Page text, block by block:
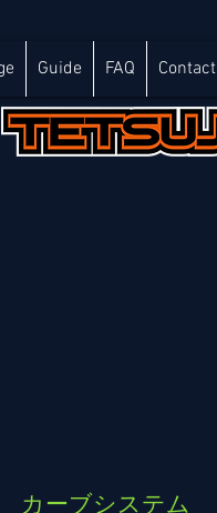
Guide FAQ Contact
カーブシステム